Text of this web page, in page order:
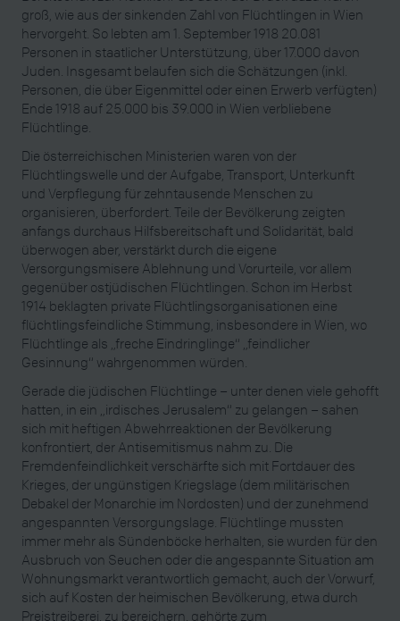
groß, wie aus der sinkenden Zahl von Flüchtlingen in Wien
hervorgeht. So lebten am 1. September 1918 20.081
Personen in staatlicher Unterstützung, über 17.000 davon
Juden. Insgesamt belaufen sich die Schätzungen (inkl.
Personen, die über Eigenmittel oder einen Erwerb verfügten)
Ende 1918 auf 25.000 bis 39.000 in Wien verbliebene
Flüchtlinge.
Die österreichischen Ministerien waren von der
Flüchtlingswelle und der Aufgabe, Transport, Unterkunft
und Verpflegung für zehntausende Menschen zu
organisieren, überfordert. Teile der Bevölkerung zeigten
anfangs durchaus Hilfsbereitschaft und Solidarität, bald
überwogen aber, verstärkt durch die eigene
Versorgungsmisere Ablehnung und Vorurteile, vor allem
gegenüber ostjüdischen Flüchtlingen. Schon im Herbst
1914 beklagten private Flüchtlingsorganisationen eine
flüchtlingsfeindliche Stimmung, insbesondere in Wien, wo
Flüchtlinge als „freche Eindringlinge“ „feindlicher
Gesinnung“ wahrgenommen würden.
Gerade die jüdischen Flüchtlinge – unter denen viele gehofft
hatten, in ein „irdisches Jerusalem“ zu gelangen – sahen
sich mit heftigen Abwehrreaktionen der Bevölkerung
konfrontiert, der Antisemitismus nahm zu. Die
Fremdenfeindlichkeit verschärfte sich mit Fortdauer des
Krieges, der ungünstigen Kriegslage (dem militärischen
Debakel der Monarchie im Nordosten) und der zunehmend
angespannten Versorgungslage. Flüchtlinge mussten
immer mehr als Sündenböcke herhalten, sie wurden für den
Ausbruch von Seuchen oder die angespannte Situation am
Wohnungsmarkt verantwortlich gemacht, auch der Vorwurf,
sich auf Kosten der heimischen Bevölkerung, etwa durch
Preistreiberei, zu bereichern, gehörte zum